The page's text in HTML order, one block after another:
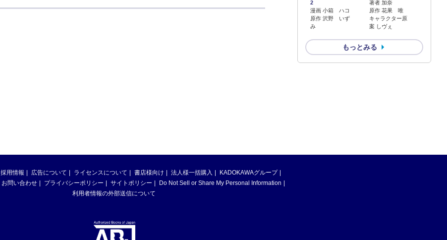
2
漫画 小箱 ハコ
原作 沢野 いず
み
著者 加奈
原作 花果 唯
キャラクター原
案 しヴぇ
もっとみる
採用情報 広告について ライセンスについて 書店様向け 法人様一括購入
KADOKAWAグループ
お問い合わせ プライバシーポリシー サイトポリシー
Do Not Sell or Share My Personal Information
利用者情報の外部送信について